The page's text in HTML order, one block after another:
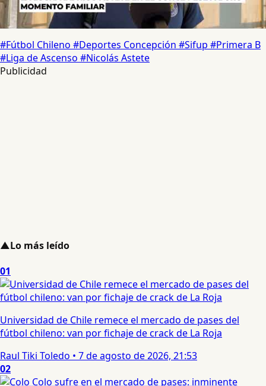
#Fútbol Chileno #Deportes Concepción #Sifup #Primera B
#Liga de Ascenso #Nicolás Astete
Publicidad
▲Lo más leído
01
Universidad de Chile remece el mercado de pases del
fútbol chileno: van por fichaje de crack de La Roja
Raul Tiki Toledo • 7 de agosto de 2026, 21:53
02